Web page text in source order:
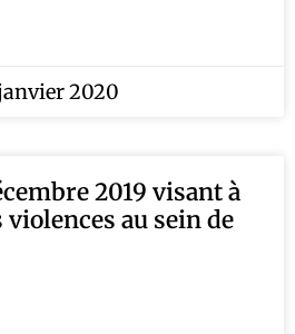
2020
2019 visant à
au sein de